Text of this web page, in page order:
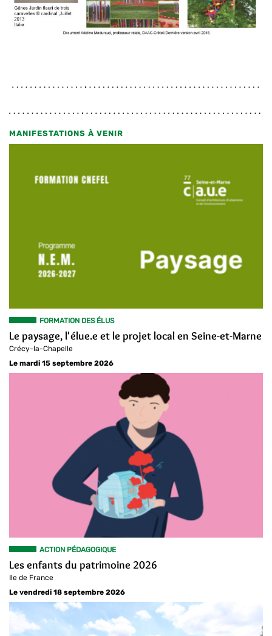
MANIFESTATIONS À VENIR
FORMATION DES ÉLUS
Le paysage, l'élue.e et le projet local en Seine-et-Marne
Crécy-la-Chapelle
Le mardi 15 septembre 2026
ACTION PÉDAGOGIQUE
Les enfants du patrimoine 2026
Ile de France
Le vendredi 18 septembre 2026